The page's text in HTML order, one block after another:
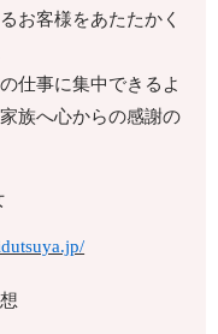
お客様をあたたかく
仕事に集中できるよ
族へ心からの感謝の